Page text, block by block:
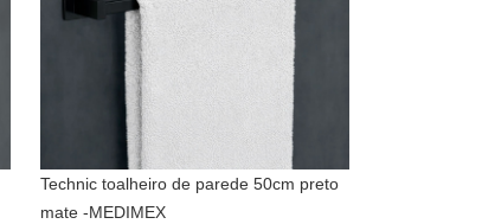
Technic toalheiro de parede 50cm preto
mate -MEDIMEX